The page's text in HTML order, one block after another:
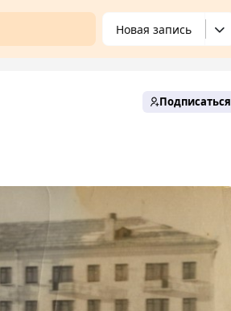
Новая запись
Подписаться